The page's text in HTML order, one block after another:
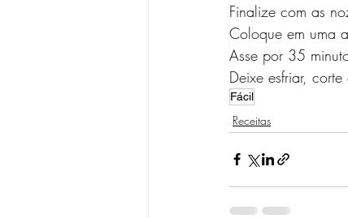
Finalize com as
Coloque em uma
Asse por 35
Deixe esfriar,
Fácil
Receitas